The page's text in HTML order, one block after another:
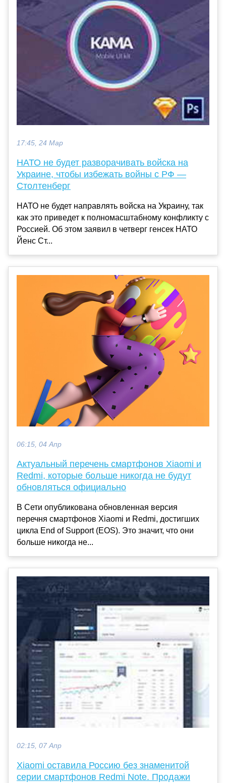
17:45, 24 Мар
НАТО не будет разворачивать войска на
Украине, чтобы избежать войны с РФ —
Столтенберг
НАТО не будет направлять войска на Украину, так
как это приведет к полномасштабному конфликту с
Россией. Об этом заявил в четверг генсек НАТО
Йенс Ст...
06:15, 04 Апр
Актуальный перечень смартфонов Xiaomi и
Redmi, которые больше никогда не будут
обновляться официально
В Сети опубликована обновленная версия
перечня смартфонов Xiaomi и Redmi, достигших
цикла End of Support (EOS). Это значит, что они
больше никогда не...
02:15, 07 Апр
Xiaomi оставила Россию без знаменитой
серии смартфонов Redmi Note. Продажи